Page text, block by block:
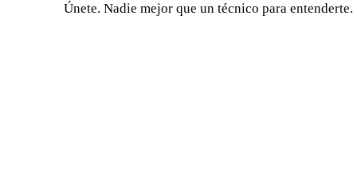
Únete. Nadie mejor que un técnico para entenderte.